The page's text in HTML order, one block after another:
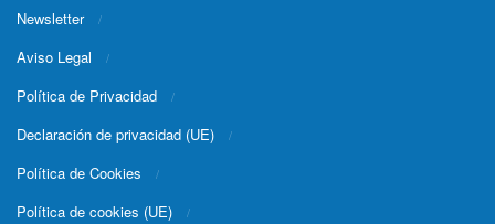
Newsletter
Aviso Legal
Política de Privacidad
Declaración de privacidad (UE)
Política de Cookies
Política de cookies (UE)